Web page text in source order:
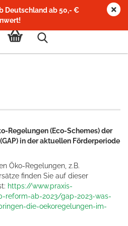
Deutschland ab 50,- €
Regelungen (Eco-Schemes) der
in der aktuellen Förderperiode
Öko-Regelungen, z.B.
finden Sie auf dieser
https://www.praxis-
ab-2023/gap-2023-was-
die-oekoregelungen-im-